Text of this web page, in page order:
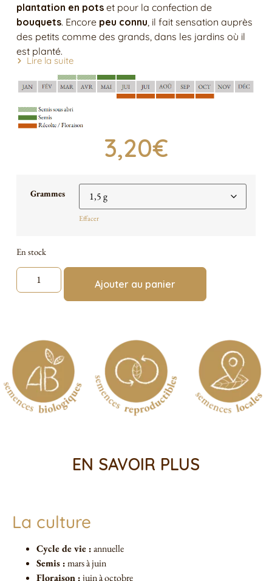
plantation en potset pour la confection de
bouquets. Encore peu connu , il fait sensation auprès
des petits comme des grands, dans les jardins où il
est planté.
Lire la suite
3,20€
Grammes
Effacer
En stock
Ajouter au panier
EN SAVOIR PLUS
La culture
Cycle de vie :annuelle
Semis :mars à juin
Floraison :juin à octobre